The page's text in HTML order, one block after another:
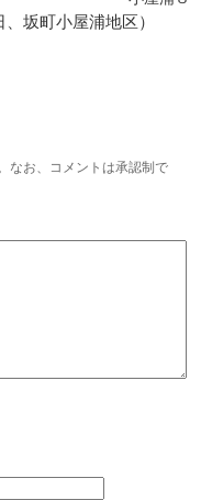
坂町小屋浦地区）
なお、コメントは承認制で